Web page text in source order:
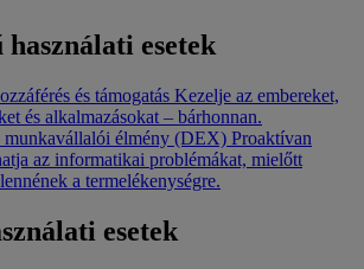
használati esetek
és támogatás Kezelje az embereket,
és alkalmazásokat – bárhonnan.
élmény (DEX) Proaktívan
az informatikai problémákat, mielőtt
a termelékenységre.
esetek